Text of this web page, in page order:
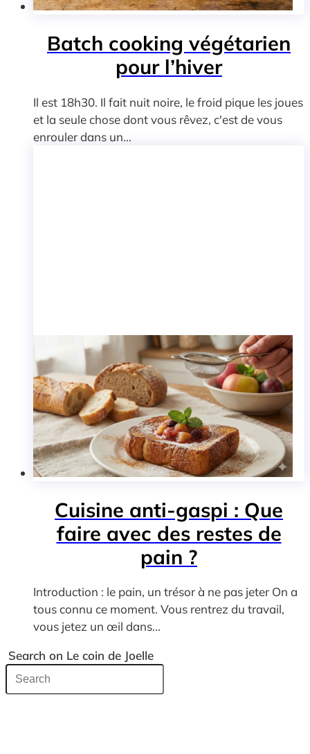
Batch cooking végétarien
pour l’hiver
Il est 18h30. Il fait nuit noire, le froid pique les joues
et la seule chose dont vous rêvez, c'est de vous
enrouler dans un...
Cuisine anti-gaspi : Que
faire avec des restes de
pain ?
Introduction : le pain, un trésor à ne pas jeter On a
tous connu ce moment. Vous rentrez du travail,
vous jetez un œil dans...
Search on Le coin de Joelle